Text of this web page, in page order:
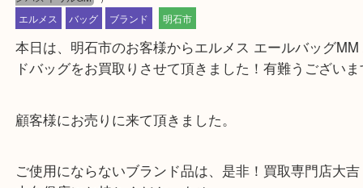
公開日:2025/07/14 最終更新日:2025/08/04
エルメス エールバッグMM買取（ エルメス Hermès エールバッグ ト
エルメス
バッグ ブランド 明石市
ドバッグをお買取りさせて頂きました！有難うござ